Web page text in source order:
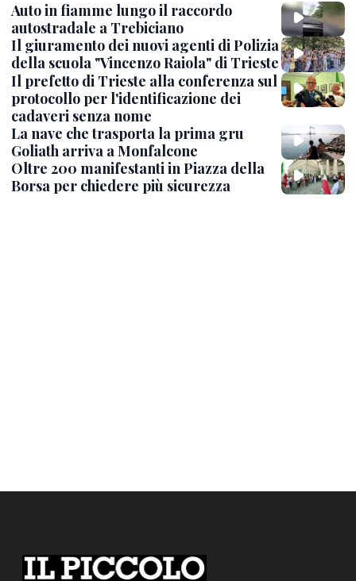
Auto in fiamme lungo il raccordo
autostradale a Trebiciano
Il giuramento dei nuovi agenti di Polizia
della scuola "Vincenzo Raiola" di Trieste
Il prefetto di Trieste alla conferenza sul
protocollo per l'identificazione dei
cadaveri senza nome
La nave che trasporta la prima gru
Goliath arriva a Monfalcone
Oltre 200 manifestanti in Piazza della
Borsa per chiedere più sicurezza